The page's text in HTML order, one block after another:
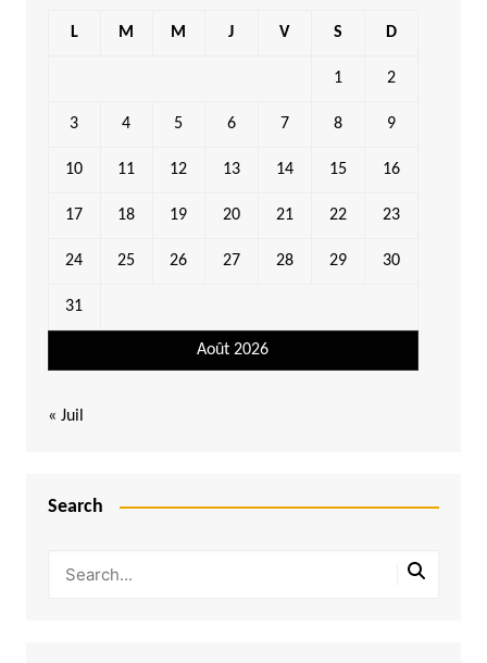
Août 2026
L M M J V S D
1 2
3 4 5 6 7 8 9
10 11 12 13 14 15 16
17 18 19 20 21 22 23
24 25 26 27 28 29 30
31
« Juil
Search